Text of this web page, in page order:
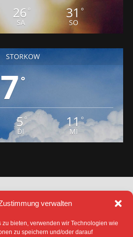
verwalten
bieten, verwenden wir Technologien wie
zu speichern und/oder darauf
26 °
SA
31 °
SO
STORKOW
7°
5°
DI
11°
MI